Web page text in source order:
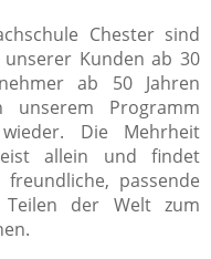
Chester sind
Kunden ab 30
ab 50 Jahren
Programm
Die Mehrheit
allein und findet
passende
der Welt zum